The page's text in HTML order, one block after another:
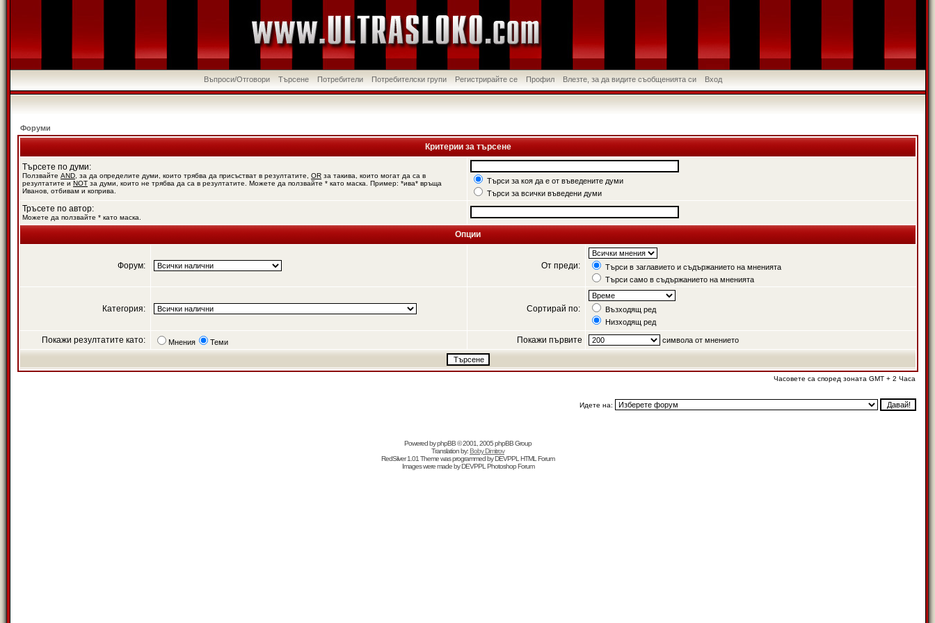
Въпроси/Отговори Търсене Потребители Потребителски групи Регистрирайте се Профил Влезте, за да видите съобщенията си Вход
Форуми
Критерии за търсене
Търсете по думи:
Ползвайте AND , за да определите думи, които трябва да присъстват в резултатите, OR за такива, които могат да са в
резултатите и NOT за думи, които не трябва да са в резултатите. Можете да ползвайте * като маска. Пример: *ива* връща
Иванов, отбивам и коприва.
Търси за коя да е от въведените думи
Търси за всички въведени думи
Тръсете по автор:
Можете да ползвайте * като маска.
Опции
Форум: От преди:
Търси в заглавието и съдържанието на мненията
Търси само в съдържанието на мненията
Категория: Сортирай по:
Възходящ ред
Низходящ ред
Покажи резултатите като: Мнения Теми Покажи първите символа от мнението
Часовете са според зоната GMT + 2 Часа
Идете на:
Powered byphpBB© 2001, 2005 phpBB Group
Translation by:Boby Dimitrov
RedSilver 1.01 Theme was programmed byDEVPPL HTML Forum
Images were made byDEVPPL Photoshop Forum